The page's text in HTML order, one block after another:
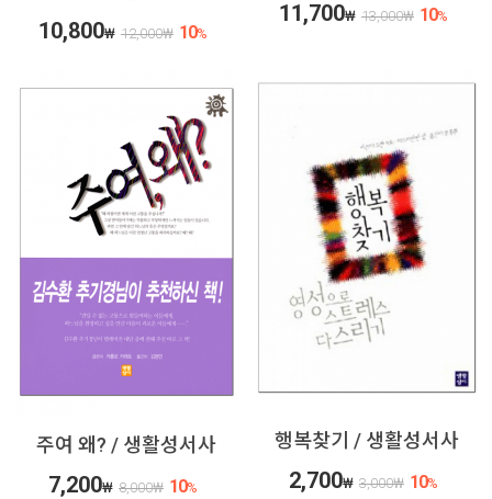
10,800₩ 12,000₩ 10%
11,700₩ 13,000₩ 10%
주여 왜? / 생활성서사
7,200₩ 8,000₩ 10%
행복찾기 / 생활성서사
2,700₩ 3,000₩ 10%